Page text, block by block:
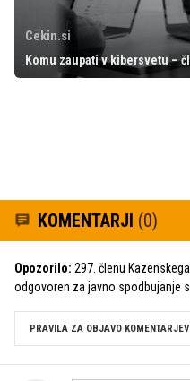
Cekin.si
Komu zaupati v kibersvetu –
KOMENTARJI (0)
Opozorilo: 297. členu
odgovoren za javno spodbujanje
PRAVILA ZA OBJAVO KOMENTARJEV